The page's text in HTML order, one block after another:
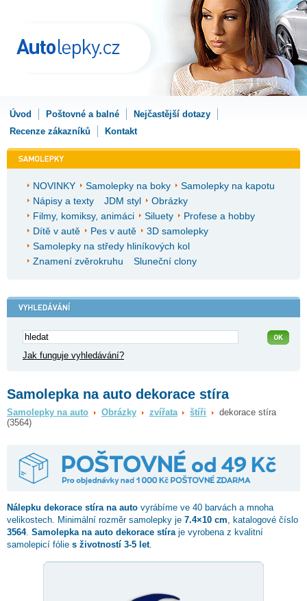
Úvod Poštovné a balné
Nejčastější dotazy
Recenze zákazníků
Kontakt
NOVINKY Samolepky na boky
Samolepky na kapotu
Nápisy a texty
JDM styl
Obrázky
Filmy, komiksy, animáci
Siluety
Profese a hobby
Dítě v autě
Pes v autě
3D samolepky
Samolepky na středy hliníkových kol
Znamení zvěrokruhu
Sluneční clony
Jak funguje vyhledávání?
Samolepka na auto dekorace stíra
Samolepky na auto Obrázky zvířata štíři
dekorace stíra
(3564)
Nálepku dekorace stíra na auto vyrábíme ve 40 barvách a mnoha
velikostech. Minimální rozměr samolepky je 7.4×10 cm , katalogové číslo
3564. Samolepka na auto dekorace stíra je vyrobena z kvalitní
samolepicí fólie s životností 3-5 let.